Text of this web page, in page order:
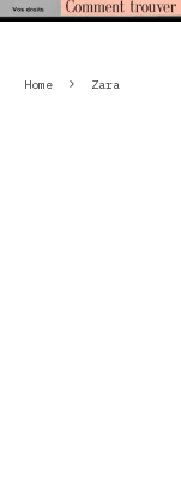
Home Zara